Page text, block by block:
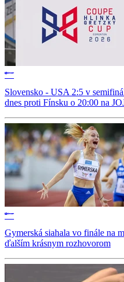
Slovensko - USA 2:5 v
dnes proti Fínsku o 20:00 na
Gymerská siahala vo finále na
ďalším krásnym rozhovorom